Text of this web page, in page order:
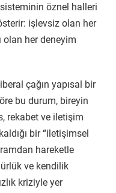
öznel halleri
işlevsiz olan her
olan her deneyim
çağın yapısal bir
bu durum, bireyin
rekabet ve iletişim
bir “iletişimsel
hareketle
ve kendilik
kriziyle yer